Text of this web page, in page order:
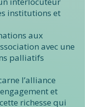
institutions et
aux
avec une
palliatifs
l’alliance
et
richesse qui